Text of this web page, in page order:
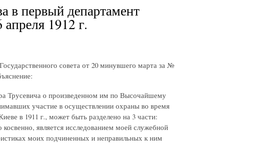
в первый департамент
апреля 1912 г.
совета от 20 минувшего марта за №
Трусевича о произведенном им по Высочайшему
участие в осуществлении охраны во время
в 1911 г., может быть разделено на 3 части:
является исследованием моей служебной
моих подчиненных и неправильных к ним